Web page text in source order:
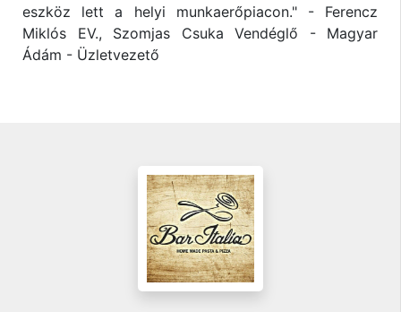
eszköz lett a helyi munkaerőpiacon." - Ferencz
Miklós EV., Szomjas Csuka Vendéglő - Magyar
Ádám - Üzletvezető